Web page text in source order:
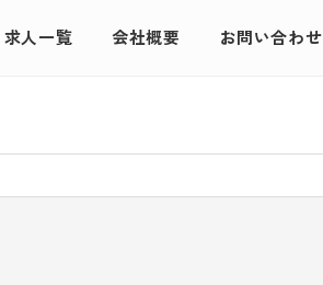
求人一覧 会社概要 お問い合わせ